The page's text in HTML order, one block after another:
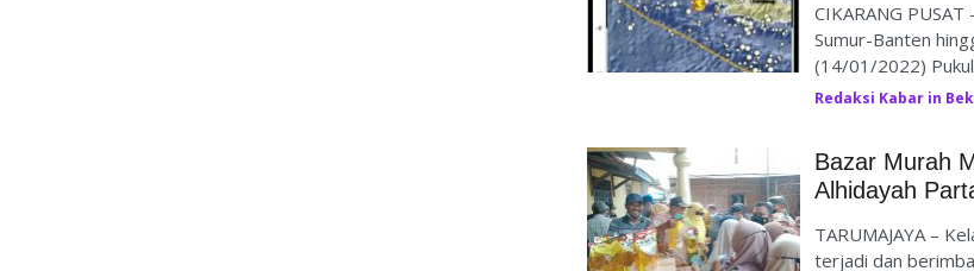
CIKARANG
Sumur-Banten
(14/01/2022) Pukul
Redaksi Kabar in
Bazar Murah
Alhidayah
TARUMAJAYA –
terjadi dan